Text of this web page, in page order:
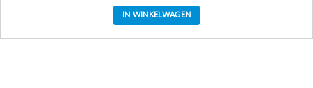
IN WINKELWAGEN